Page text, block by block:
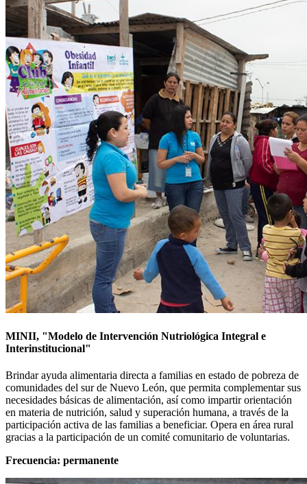
MINII, "Modelo de Intervención Nutriológica Integral e
Interinstitucional"
Brindar ayuda alimentaria directa a familias en estado de pobreza de
comunidades del sur de Nuevo León, que permita complementar sus
necesidades básicas de alimentación, así como impartir orientación
en materia de nutrición, salud y superación humana, a través de la
participación activa de las familias a beneficiar. Opera en área rural
gracias a la participación de un comité comunitario de voluntarias.
Frecuencia: permanente